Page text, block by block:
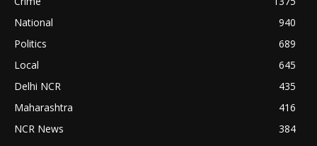
National
940
Politics
689
Local
645
Delhi NCR
435
Maharashtra
416
NCR News
384